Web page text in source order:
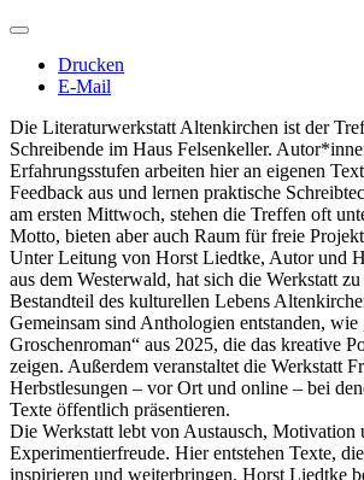
Drucken
E-Mail
Die Literaturwerkstatt Altenkirchen ist der
Schreibende im Haus Felsenkeller.
Erfahrungsstufen arbeiten hier an eigenen
Feedback aus und lernen praktische
am ersten Mittwoch, stehen die Treffen oft
Motto, bieten aber auch Raum für freie
Unter Leitung von Horst Liedtke, Autor und
aus dem Westerwald, hat sich die Werkstatt zu
Bestandteil des kulturellen Lebens
Gemeinsam sind Anthologien entstanden, wie
Groschenroman“ aus 2025, die das kreative
zeigen. Außerdem veranstaltet die Werkstatt
Herbstlesungen – vor Ort und online – bei
Texte öffentlich präsentieren.
Die Werkstatt lebt von Austausch, Motivation
Experimentierfreude. Hier entstehen Texte,
inspirieren und weiterbringen. Horst Liedtke